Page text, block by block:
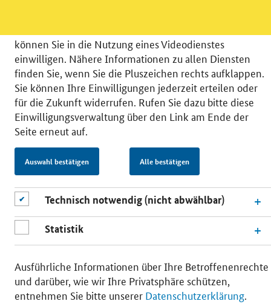
© 2026 Bundesministerium für Wirtschaft und Energie
RSS
Benutzerhinweise
Inhaltsverzeichnis
Impressum
Barrierefreiheit
Einwilligungsverwaltung
können Sie in die Nutzung eines Videodienstes
einwilligen. Nähere Informationen zu allen Diensten
finden Sie, wenn Sie die Pluszeichen rechts aufklappen.
Sie können Ihre Einwilligungen jederzeit erteilen oder
für die Zukunft widerrufen. Rufen Sie dazu bitte diese
Einwilligungsverwaltung über den Link am Ende der
Seite erneut auf.
Auswahl bestätigen Alle bestätigen
Technisch notwendig (nicht abwählbar)
Statistik
Ausführliche Informationen über Ihre Betroffenenrechte
und darüber, wie wir Ihre Privatsphäre schützen,
entnehmen Sie bitte unserer Datenschutzerklärung.